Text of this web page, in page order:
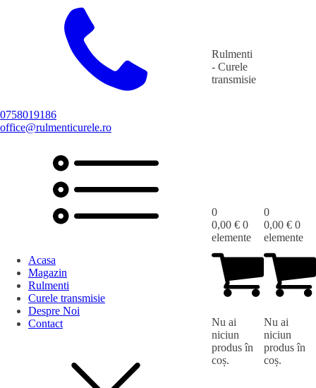
0758019186
office@rulmenticurele.ro
Rulmenti
- Curele
transmisie
Acasa
Magazin
Rulmenti
Curele transmisie
Despre Noi
Contact
0
0,00 € 0
elemente
Nu ai
niciun
produs în
coș.
0
0,00 € 0
elemente
Nu ai
niciun
produs în
coș.